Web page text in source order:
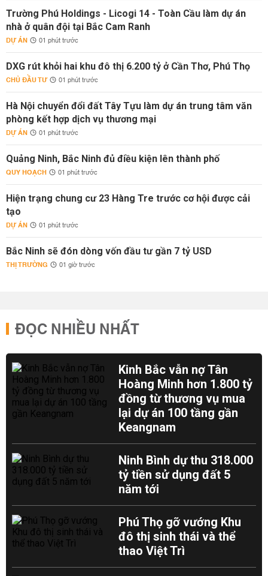
Trường Phú Holdings - Licogi 14 - Toàn Cầu làm dự án
nhà ở quân đội tại Bắc Cam Ranh
DỰ ÁN 01 phút trước
DXG rút khỏi hai khu đô thị 6.200 tỷ ở Cần Thơ, Phú Thọ
CHỦ ĐẦU TƯ 01 phút trước
Hà Nội chuyển đổi đất Tây Tựu làm dự án trung tâm văn
phòng kết hợp dịch vụ thương mại
DỰ ÁN 01 phút trước
Quảng Ninh, Bắc Ninh đủ điều kiện lên thành phố
QUY HOẠCH 01 phút trước
Hiện trạng chung cư 23 Hàng Tre trước cơ hội được cải
tạo
DỰ ÁN 01 phút trước
Bắc Ninh sẽ đón dòng vốn đầu tư gần 7 tỷ USD
THỊ TRƯỜNG 01 giờ trước
ĐỌC NHIỀU NHẤT
Kinh Bắc vẫn nợ Tân
Hoàng Minh hơn 1.800 tỷ
đồng từ thương vụ mua
lại dự án 100 tầng gần
Keangnam
Ninh Bình dự thu 318.000
tỷ tiền sử dụng đất 5
năm tới
Phú Thọ gỡ vướng Khu
đô thị sinh thái và thể
thao Việt Trì